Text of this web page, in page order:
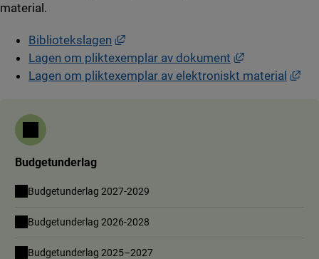
material.
Bibliotekslagen
Länk till annan webbplats, öppnas i
Lagen om pliktexemplar av dokument
Länk till
Lagen om pliktexemplar av elektroniskt material
Budgetunderlag
Budgetunderlag 2027-2029
Budgetunderlag 2026-2028
Budgetunderlag 2025–2027